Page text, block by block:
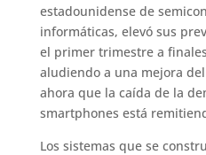
estadounidense de
informáticas, elevó sus
el primer trimestre a
aludiendo a una mejora
ahora que la caída de la
smartphones está
Los sistemas que se